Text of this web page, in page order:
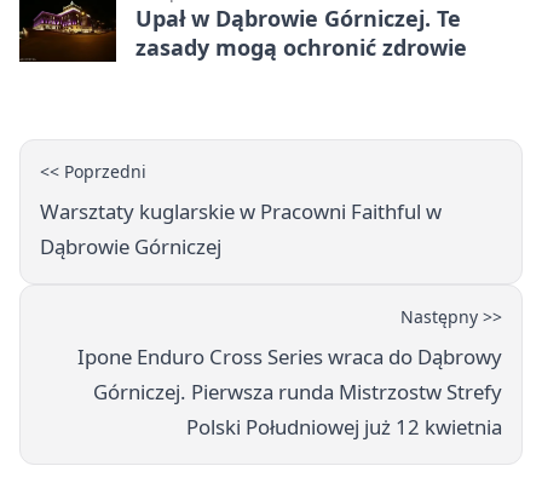
Upał w Dąbrowie Górniczej. Te
zasady mogą ochronić zdrowie
<< Poprzedni
Warsztaty kuglarskie w Pracowni Faithful w
Dąbrowie Górniczej
Następny >>
Ipone Enduro Cross Series wraca do Dąbrowy
Górniczej. Pierwsza runda Mistrzostw Strefy
Polski Południowej już 12 kwietnia